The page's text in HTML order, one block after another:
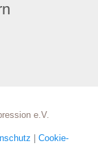
e.V.
| Cookie-